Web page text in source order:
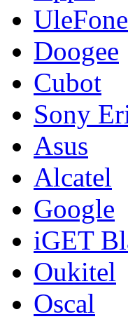
UleFone
Doogee
Cubot
Sony
Asus
Alcatel
Google
iGET
Oukitel
Oscal